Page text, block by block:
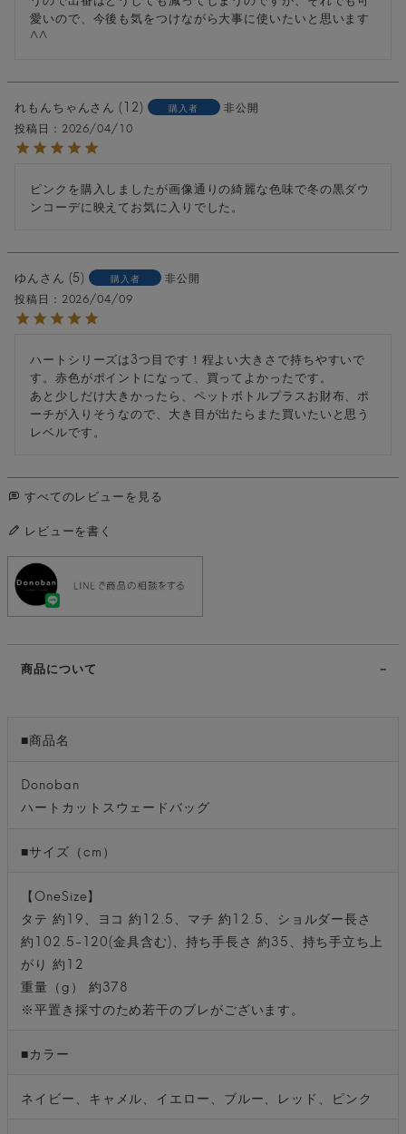
愛いので、今後も気をつけながら大事に使いたいと思います
^^
れもんちゃん 12 購入者
非公開
投稿日
2026/04/10
ピンクを購入しましたが画像通りの綺麗な色味で冬の黒ダウ
ンコーデに映えてお気に入りでした。
ゆん 5 購入者
非公開
投稿日
2026/04/09
ハートシリーズは3つ目です！程よい大きさで持ちやすいで
す。赤色がポイントになって、買ってよかったです。
あと少しだけ大きかったら、ペットボトルプラスお財布、ポ
ーチが入りそうなので、大き目が出たらまた買いたいと思う
レベルです。
すべてのレビューを見る
レビューを書く
商品について
■商品名
Donoban
ハートカットスウェードバッグ
■サイズ（cm）
【OneSize】
タテ 約19、ヨコ 約12.5、マチ 約12.5、ショルダー長さ
約102.5-120(金具含む)、持ち手長さ 約35、持ち手立ち上
がり 約12
重量（g） 約378
※平置き採寸のため若干のブレがございます。
■カラー
ネイビー、キャメル、イエロー、ブルー、レッド、ピンク